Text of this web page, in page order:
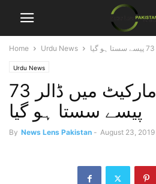
Home Urdu News
Urdu News
انٹر بینک مارکیٹ میں ڈالر 73
پیسے سستا ہو گیا
By News Lens Pakistan - August 23, 2019